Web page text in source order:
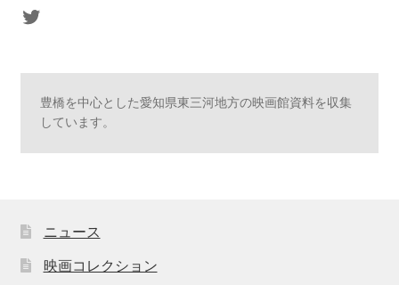
sasaki's Twitter
豊橋を中心とした愛知県東三河地方の映画館資料を収集
しています。
ニュース
映画コレクション